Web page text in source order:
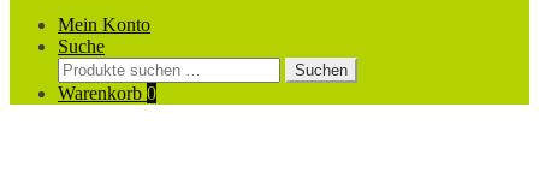
Mein Konto
Suche
Suchen
nach:
Suchen
Warenkorb 0